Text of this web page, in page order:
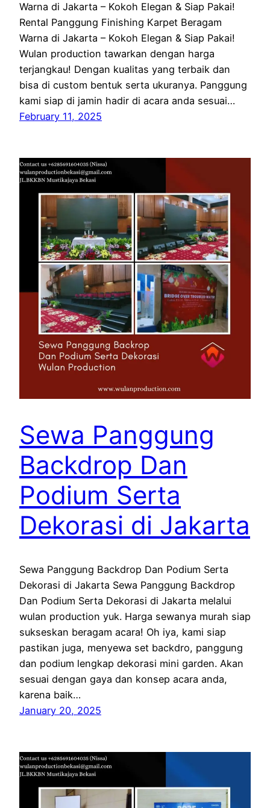
Warna di Jakarta – Kokoh Elegan & Siap Pakai!
Rental Panggung Finishing Karpet Beragam
Warna di Jakarta – Kokoh Elegan & Siap Pakai!
Wulan production tawarkan dengan harga
terjangkau! Dengan kualitas yang terbaik dan
bisa di custom bentuk serta ukuranya. Panggung
kami siap di jamin hadir di acara anda sesuai…
February 11, 2025
Sewa Panggung
Backdrop Dan
Podium Serta
Dekorasi di Jakarta
Sewa Panggung Backdrop Dan Podium Serta
Dekorasi di Jakarta Sewa Panggung Backdrop
Dan Podium Serta Dekorasi di Jakarta melalui
wulan production yuk. Harga sewanya murah siap
sukseskan beragam acara! Oh iya, kami siap
pastikan juga, menyewa set backdro, panggung
dan podium lengkap dekorasi mini garden. Akan
sesuai dengan gaya dan konsep acara anda,
karena baik…
January 20, 2025